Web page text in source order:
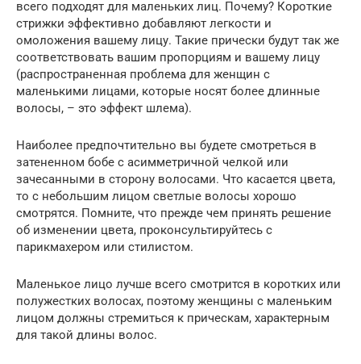
всего подходят для маленьких лиц. Почему? Короткие
стрижки эффективно добавляют легкости и
омоложения вашему лицу. Такие прически будут так же
соответствовать вашим пропорциям и вашему лицу
(распространенная проблема для женщин с
маленькими лицами, которые носят более длинные
волосы, – это эффект шлема).
Наиболее предпочтительно вы будете смотреться в
затененном бобе с асимметричной челкой или
зачесанными в сторону волосами. Что касается цвета,
то с небольшим лицом светлые волосы хорошо
смотрятся. Помните, что прежде чем принять решение
об изменении цвета, проконсультируйтесь с
парикмахером или стилистом.
Маленькое лицо лучше всего смотрится в коротких или
полужестких волосах, поэтому женщины с маленьким
лицом должны стремиться к прическам, характерным
для такой длины волос.